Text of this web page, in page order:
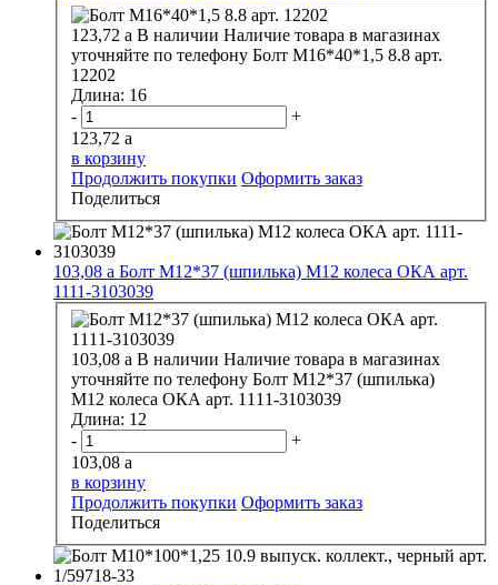
123,72 a В наличии Наличие товара в магазинах
уточняйте по телефону Болт М16*40*1,5 8.8 арт.
12202
Длина: 16
-
+
123,72 a
в корзину
Продолжить покупки Оформить заказ
Поделиться
103,08 a Болт М12*37 (шпилька) М12 колеса ОКА арт.
1111-3103039
103,08 a В наличии Наличие товара в магазинах
уточняйте по телефону Болт М12*37 (шпилька)
М12 колеса ОКА арт. 1111-3103039
Длина: 12
-
+
103,08 a
в корзину
Продолжить покупки Оформить заказ
Поделиться